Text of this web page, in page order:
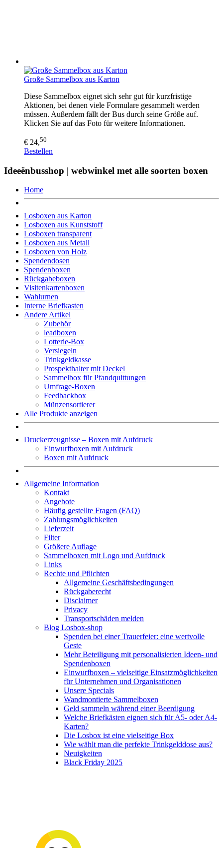
Große Sammelbox aus Karton
Diese Sammelbox eignet sich sehr gut für kurzfristige
Aktionen, bei denen viele Formulare gesammelt werden
müssen. Außerdem fällt der Bus durch seine Größe auf.
Klicken Sie auf das Foto für weitere Informationen.
€ 24,50
Bestellen
Ideeënbusshop | webwinkel met alle soorten boxen
Home
Losboxen aus Karton
Losboxen aus Kunststoff
Losboxen transparent
Losboxen aus Metall
Losboxen von Holz
Spendendosen
Spendenboxen
Rückgabeboxen
Visitenkartenboxen
Wahlurnen
Interne Briefkasten
Andere Artikel
Zubehör
leadboxen
Lotterie-Box
Versiegeln
Trinkgeldkasse
Prospekthalter mit Deckel
Sammelbox für Pfandquittungen
Umfrage-Boxen
Feedbackbox
Münzensortierer
Alle Produkte anzeigen
Druckerzeugnisse – Boxen mit Aufdruck
Einwurfboxen mit Aufdruck
Boxen mit Aufdruck
Allgemeine Information
Kontakt
Angebote
Häufig gestellte Fragen (FAQ)
Zahlungsmöglichkeiten
Lieferzeit
Filter
Größere Auflage
Sammelboxen mit Logo und Aufdruck
Links
Rechte und Pflichten
Allgemeine Geschäftsbedingungen
Rückgaberecht
Disclaimer
Privacy
Transportschäden melden
Blog Losbox-shop
Spenden bei einer Trauerfeier: eine wertvolle
Geste
Mehr Beteiligung mit personalisierten Ideen- und
Spendenboxen
Einwurfboxen – vielseitige Einsatzmöglichkeiten
für Unternehmen und Organisationen
Unsere Specials
Wandmontierte Sammelboxen
Geld sammeln während einer Beerdigung
Welche Briefkästen eignen sich für A5- oder A4-
Karten?
Die Losbox ist eine vielseitige Box
Wie wählt man die perfekte Trinkgelddose aus?
Neuigkeiten
Black Friday 2025